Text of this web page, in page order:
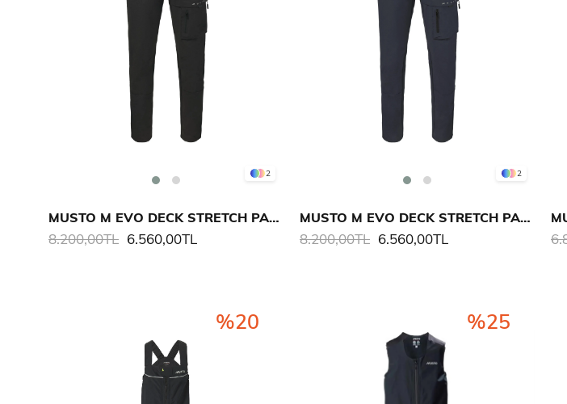
2
MUSTO M EVO DECK STRETCH PANTOLON
6.560,00TL
8.200,00TL
2
MUSTO M EVO DECK STRETCH PANTOLON
6.560,00TL
8.200,00TL
%20 %25